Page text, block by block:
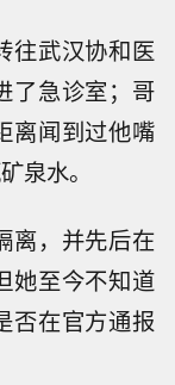
往武汉协和医
了急诊室；哥
离闻到过他嘴
泉水。
离，并先后在
她至今不知道
否在官方通报